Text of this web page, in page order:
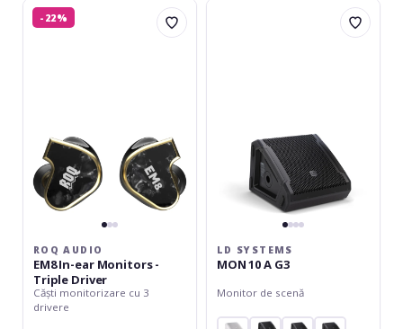
ROQ
Audio
Driver
-22%
ROQ AUDIO
EM8 In-ear Monitors -
Triple Driver
Căști monitorizare cu 3
drivere
LD
LD SYSTEMS
MON 10 A G3
Monitor de scenă